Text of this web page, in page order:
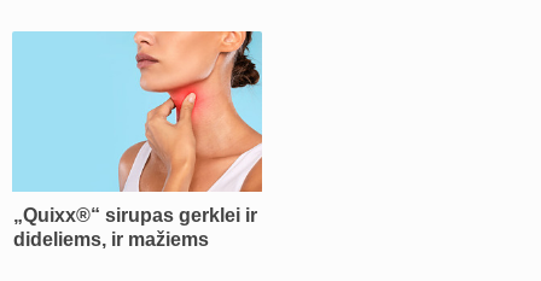
„Quixx®“ sirupas gerklei ir
dideliems, ir mažiems